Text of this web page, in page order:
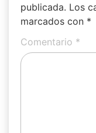
publicada. Los
marcados con *
Comentario *